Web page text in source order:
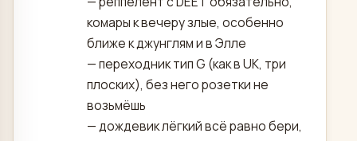
комары к вечеру злые, особенно
ближе к джунглям и в Элле
— переходник тип G (как в UK, три
плоских), без него розетки не
возьмёшь
— дождевик лёгкий всё равно бери,